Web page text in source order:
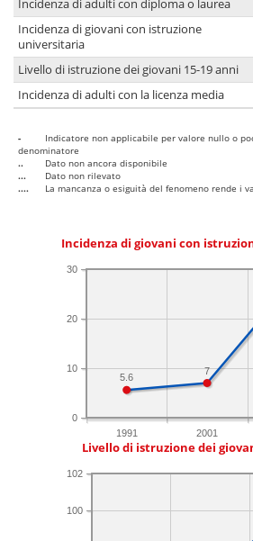
Incidenza di adulti con diploma o laurea
Incidenza di giovani con istruzione
universitaria
Livello di istruzione dei giovani 15-19 anni
Incidenza di adulti con la licenza media
-
Indicatore non applicabile per valore nullo o
denominatore
..
Dato non ancora disponibile
...
Dato non rilevato
....
La mancanza o esiguità del fenomeno rende i
Incidenza di giovani con
1991 2001
0
10
20
30
7
5.6
Livello di istruzione dei
100
102